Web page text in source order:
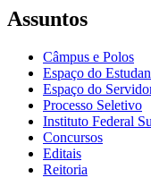
Assuntos
Câmpus e Polos
Espaço do
Espaço do
Processo Seletivo
Instituto Federal
Concursos
Editais
Reitoria